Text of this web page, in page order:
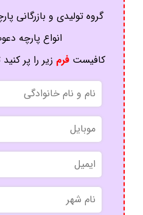
گروه تولیدی و بازرگانی
انواع پارچه
کافیستفرم زیر را پر